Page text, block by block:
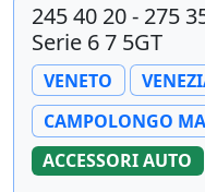
245 40 20 - 275
Serie 6 7 5GT
VENETO
CAMPOLONGO
ACCESSORI AUTO